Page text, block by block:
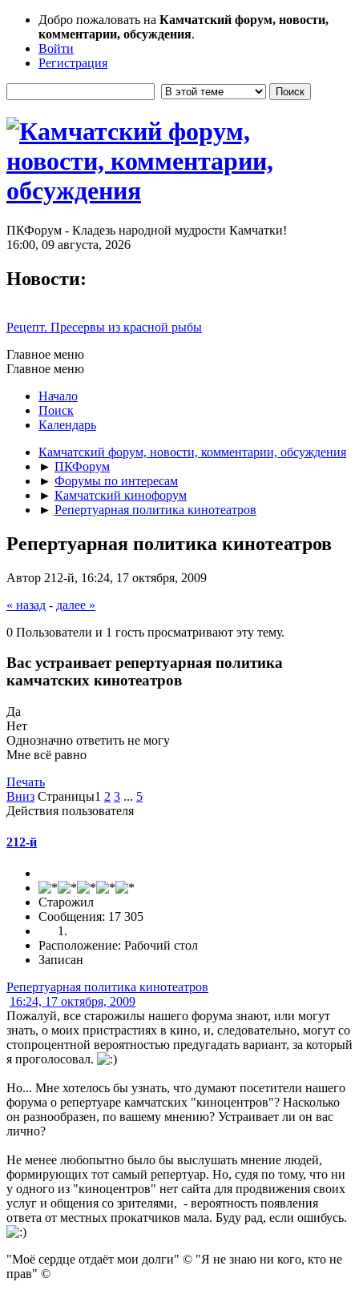
Добро пожаловать на Камчатский форум, новости,
комментарии, обсуждения.
Войти
Регистрация
ПКФорум - Кладезь народной мудрости Камчатки!
16:00, 09 августа, 2026
Новости:
Рецепт. Пресервы из красной рыбы
Главное меню
Главное меню
Начало
Поиск
Календарь
Камчатский форум, новости, комментарии, обсуждения
► ПКФорум
► Форумы по интересам
► Камчатский кинофорум
► Репертуарная политика кинотеатров
Репертуарная политика кинотеатров
Автор 212-й, 16:24, 17 октября, 2009
« назад - далее »
0 Пользователи и 1 гость просматривают эту тему.
Вас устраивает репертуарная политика
камчатских кинотеатров
Да
Нет
Однозначно ответить не могу
Мне всё равно
Печать
Вниз Страницы1 2 3 ... 5
Действия пользователя
212-й
Старожил
Сообщения: 17 305
Расположение: Рабочий стол
Записан
Репертуарная политика кинотеатров
16:24, 17 октября, 2009
Пожалуй, все старожилы нашего форума знают, или могут
знать, о моих пристрастиях в кино, и, следовательно, могут со
стопроцентной вероятностью предугадать вариант, за который
я проголосовал.
Но... Мне хотелось бы узнать, что думают посетители нашего
форума о репертуаре камчатских "киноцентров"? Насколько
он разнообразен, по вашему мнению? Устраивает ли он вас
лично?
Не менее любопытно было бы выслушать мнение людей,
формирующих тот самый репертуар. Но, судя по тому, что ни
у одного из "киноцентров" нет сайта для продвижения своих
услуг и общения со зрителями, - вероятность появления
ответа от местных прокатчиков мала. Буду рад, если ошибусь.
"Моё сердце отдаёт мои долги" © "Я не знаю ни кого, кто не
прав" ©